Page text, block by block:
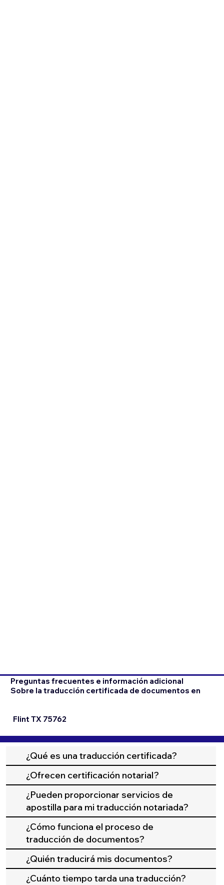
¿Qué es una traducción certificada?
¿Ofrecen certificación notarial?
¿Pueden proporcionar servicios de
apostilla para mi traducción notariada?
¿Cómo funciona el proceso de
traducción de documentos?
¿Quién traducirá mis documentos?
¿Cuánto tiempo tarda una traducción?
Preguntas frecuentes e información adicional
Sobre la traducción certificada de documentos en
Flint TX 75762